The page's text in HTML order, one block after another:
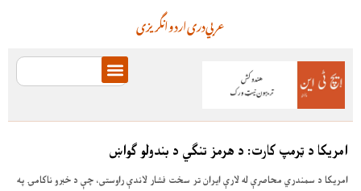
انگریزیاردودریعربي
امریکا د ټرمپ کارت: د هرمز تنګي د بندولو ګواښ
امریکا د سمندري محاصرې له لارې ایران تر سخت فشار لاندې راوستی، چې د خبرو ناکامۍ په